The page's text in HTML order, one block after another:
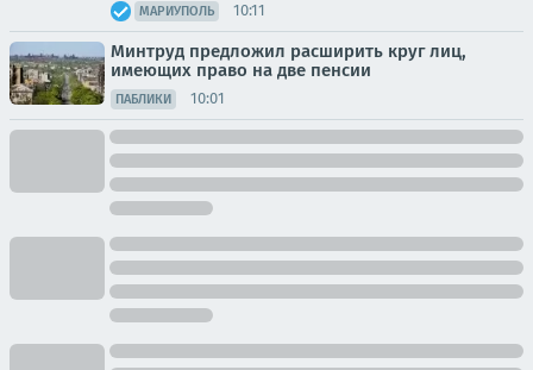
МАРИУПОЛЬ 10:11
Минтруд предложил расширить круг лиц,
имеющих право на две пенсии
ПАБЛИКИ 10:01